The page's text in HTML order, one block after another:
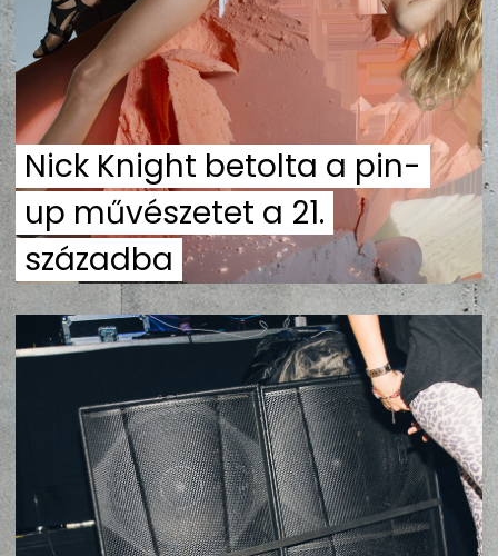
UTCA
ZENE
MÉDIAAJÁNLAT
IMPRESSZUM
PR-ARCHÍVUM
ADATKEZELÉSI TÁJÉKOZTATÓ
Nick Knight betolta a pin-
up művészetet a 21.
századba